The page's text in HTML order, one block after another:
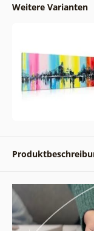
Weitere Varianten